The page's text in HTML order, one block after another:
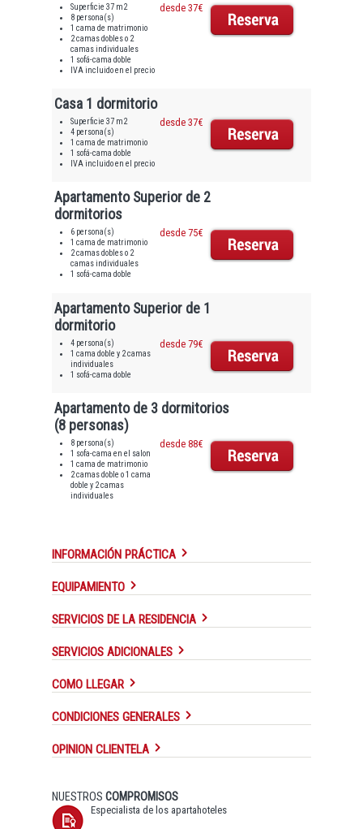
Superficie 37 m2
8 persona(s)
1 cama de matrimonio
2 camas dobles o 2
camas individuales
1 sofá-cama doble
IVA incluido en el precio
desde 37€
Casa 1 dormitorio
Superficie 37 m2
4 persona(s)
1 cama de matrimonio
1 sofá-cama doble
IVA incluido en el precio
desde 37€
Apartamento Superior de 2
dormitorios
6 persona(s)
1 cama de matrimonio
2 camas dobles o 2
camas individuales
1 sofá-cama doble
desde 75€
Apartamento Superior de 1
dormitorio
4 persona(s)
1 cama doble y 2 camas
individuales
1 sofá-cama doble
desde 79€
Apartamento de 3 dormitorios
(8 personas)
8 persona(s)
1 sofa-cama en el salon
1 cama de matrimonio
2 camas doble o 1 cama
doble y 2 camas
individuales
desde 88€
INFORMACIÓN PRÁCTICA
EQUIPAMIENTO
SERVICIOS DE LA RESIDENCIA
SERVICIOS ADICIONALES
COMO LLEGAR
CONDICIONES GENERALES
OPINION CLIENTELA
NUESTROS COMPROMISOS
Especialista de los apartahoteles